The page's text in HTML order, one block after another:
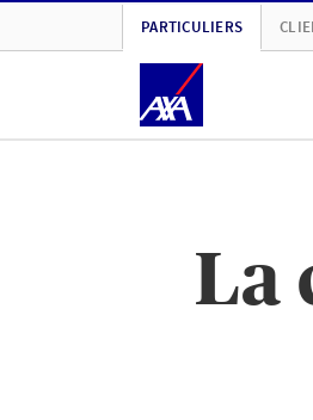
PARTICULIERS
La